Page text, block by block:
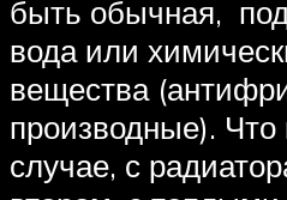
быть обычная,
вода или
вещества
производные). Что
случае, с